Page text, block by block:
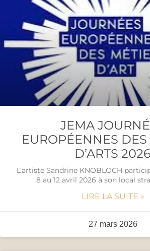
JEMA
EUROPÉENNES DES
D’ARTS 2026
L’artiste Sandrine KNOBLOCH
8 au 12 avril 2026 à son local
LIRE LA SUITE »
27 mars 2026